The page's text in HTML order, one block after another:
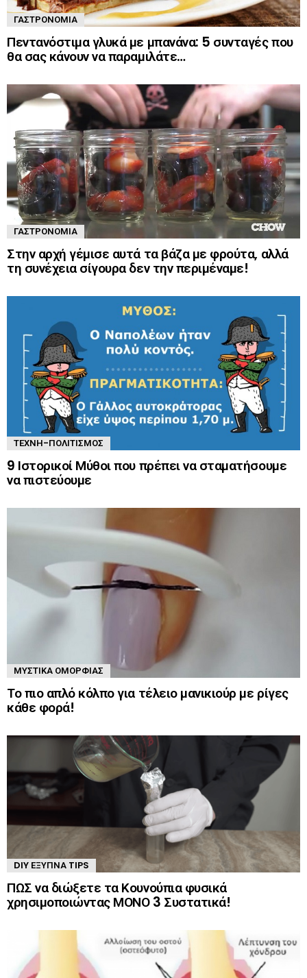
ΓΑΣΤΡΟΝΟΜΊΑ
Πεντανόστιμα γλυκά με μπανάνα: 5 συνταγές που
θα σας κάνουν να παραμιλάτε…
ΓΑΣΤΡΟΝΟΜΊΑ
Στην αρχή γέμισε αυτά τα βάζα με φρούτα, αλλά
τη συνέχεια σίγουρα δεν την περιμέναμε!
ΤΈΧΝΗ-ΠΟΛΙΤΙΣΜΌΣ
9 Ιστορικοί Μύθοι που πρέπει να σταματήσουμε
να πιστεύουμε
ΜΥΣΤΙΚΆ ΟΜΟΡΦΙΆΣ
Το πιο απλό κόλπο για τέλειο μανικιούρ με ρίγες
κάθε φορά!
DIY ΈΞΥΠΝΑ TIPS
ΠΩΣ να διώξετε τα Κουνούπια φυσικά
χρησιμοποιώντας ΜΟΝΟ 3 Συστατικά!